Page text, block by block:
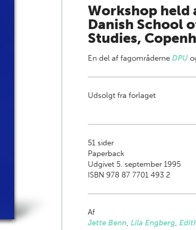
Workshop held
Danish School
Studies,
En del af fagområderne DPU
Udsolgt fra forlaget
51sider
Paperback
Udgivet 5. september 1995
ISBN 978 87 7701 493 2
Af
Jette Benn, Lila Engberg,